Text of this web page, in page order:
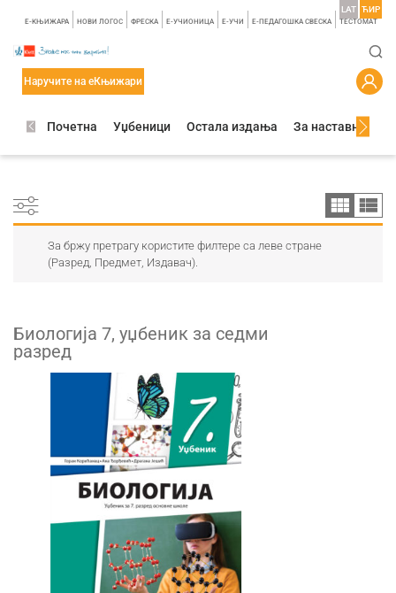
E-КЊИЖАРА НОВИ ЛОГОС ФРЕСКА E-УЧИОНИЦА E-УЧИ Е-ПЕДАГОШКА СВЕСКА TЕСТОМАТ
LAT ЋИР
Наручите на еКњижари
Почетна Уџбеници Остала издања За наставнике
За бржу претрагу користите филтере са леве стране
(Разред, Предмет, Издавач).
Биологија 7, уџбеник за седми
разред